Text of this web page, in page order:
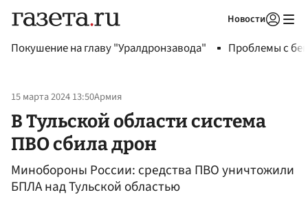
Новости
Покушение на главу "Уралдронзавода" Проблемы с
15 марта 2024 13:50Армия
В Тульской области система
ПВО сбила дрон
Минобороны России: средства ПВО уничтожили
БПЛА над Тульской областью